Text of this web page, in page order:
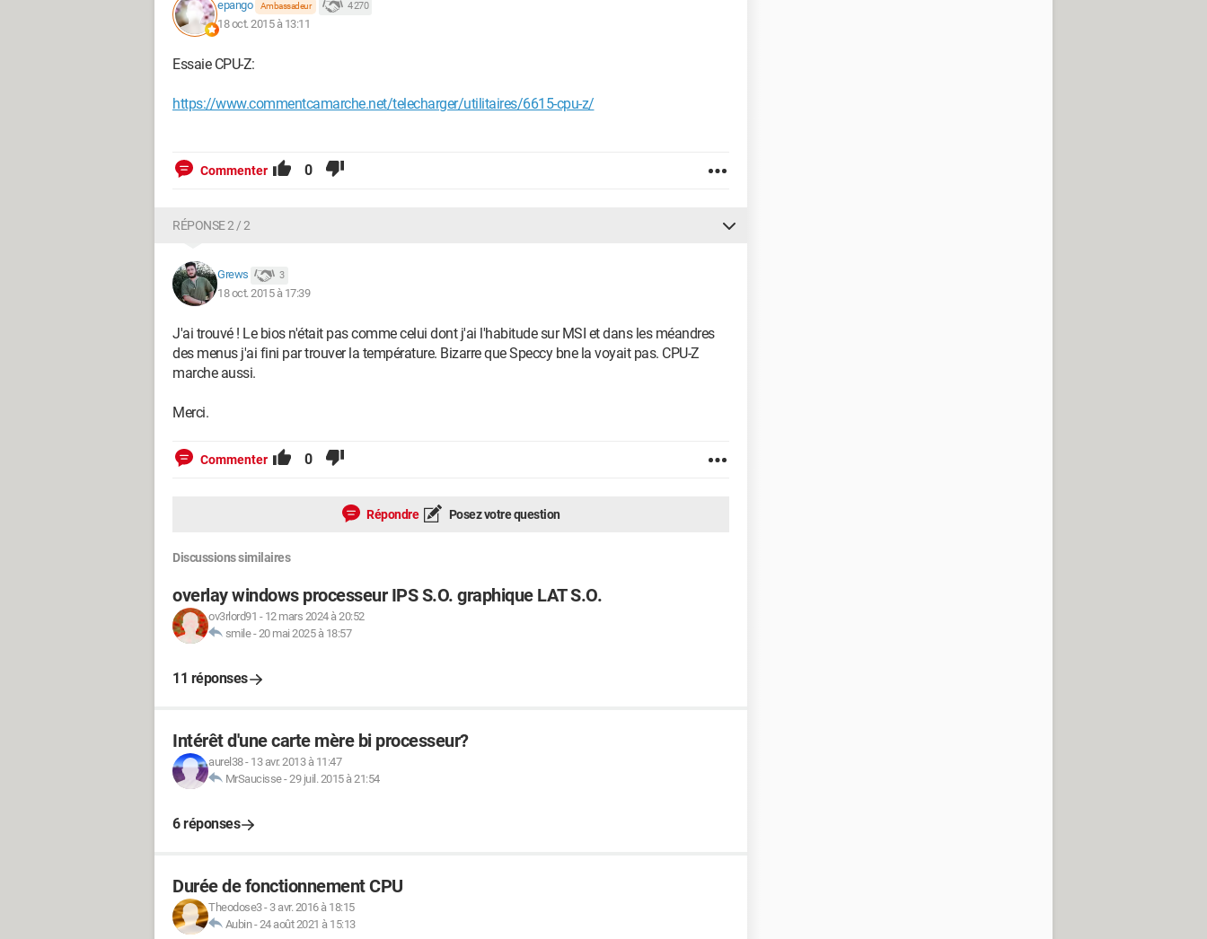
epango Ambassadeur 4 270
18 oct. 2015 à 13:11
Essaie CPU-Z:
https://www.commentcamarche.net/telecharger/utilitaires/6615-cpu-z/
Commenter 0
RÉPONSE 2 / 2
Grews 3
18 oct. 2015 à 17:39
J'ai trouvé ! Le bios n'était pas comme celui dont j'ai l'habitude sur MSI et dans les méandres
des menus j'ai fini par trouver la température. Bizarre que Speccy bne la voyait pas. CPU-Z
marche aussi.
Merci.
Commenter 0
Répondre Posez votre question
Discussions similaires
overlay windows processeur IPS S.O. graphique LAT S.O.
ov3rlord91 - 12 mars 2024 à 20:52
smile-20 mai 2025 à 18:57
11 réponses
Intérêt d'une carte mère bi processeur?
aurel38- 13 avr. 2013 à 11:47
MrSaucisse-29 juil. 2015 à 21:54
6 réponses
Durée de fonctionnement CPU
Theodose3- 3 avr. 2016 à 18:15
Aubin-24 août 2021 à 15:13